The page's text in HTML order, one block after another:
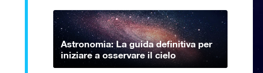
Astronomia: La guida definitiva per
iniziare a osservare il cielo